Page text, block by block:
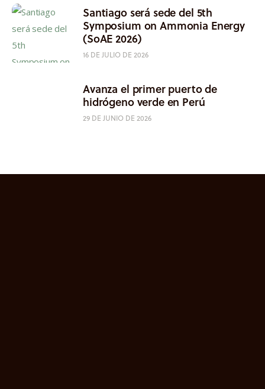
Santiago será sede del 5th
Symposium on Ammonia Energy
(SoAE 2026)
16 DE JULIO DE 2026
Avanza el primer puerto de
hidrógeno verde en Perú
29 DE JUNIO DE 2026